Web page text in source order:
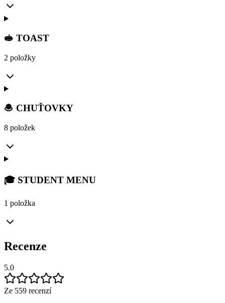
🥪 TOAST
2 položky
🧆 CHUŤOVKY
8 položek
🎓 STUDENT MENU
1 položka
Recenze
5.0
Ze 559 recenzí